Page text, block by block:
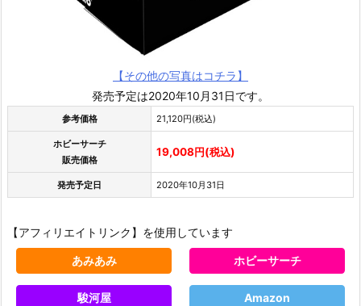
【その他の写真はコチラ】
発売予定は2020年10月31日です。
参考価格 21,120円(税込)
ホビーサーチ
販売価格
19,008円(税込)
発売予定日 2020年10月31日
【アフィリエイトリンク】を使用しています
あみあみ ホビーサーチ
駿河屋 Amazon